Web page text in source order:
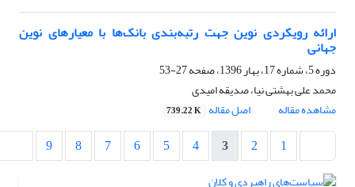
ارائه رویکردی نوین جهت رتبه‌بندی بانک‌ها با معیارهای نوین
جهانی
دوره 5، شماره 17، بهار 1396، صفحه
27-53
محمد علی بهشتی نیا، صدیقه امیدی
مشاهده مقاله
اصل مقاله 739.22 K
1
2
3
4
5
6
7
8
9